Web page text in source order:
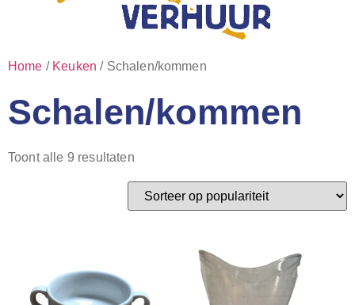
Home / Keuken / Schalen/kommen
Schalen/kommen
Toont alle 9 resultaten